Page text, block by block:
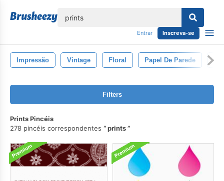
Entrar Inscreva-se
Impressão Vintage Floral Papel De Parede
Filters
Prints Pincéis
278 pincéis correspondentes
prints